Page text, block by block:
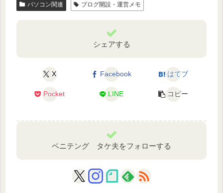
パソコン関連 ブログ開設・運営メモ
シェアする
X Facebook はてブ
Pocket LINE コピー
ベニテング タケ夫をフォローする